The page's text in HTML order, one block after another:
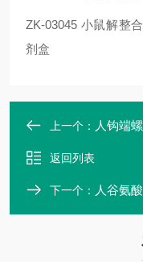
ZK-03045 小鼠解整
剂盒
上一个： 人钩端
返回列表
下一个： 人谷氨